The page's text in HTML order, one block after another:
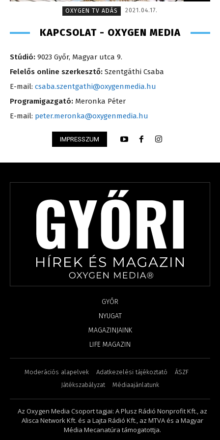
OXYGEN TV ADÁS
2021.04.17.
KAPCSOLAT - OXYGEN MEDIA
Stúdió: 9023 Győr, Magyar utca 9.
Felelős online szerkesztő: Szentgáthi Csaba
E-mail: csaba.szentgathi@oxygenmedia.hu
Programigazgató: Meronka Péter
E-mail: peter.meronka@oxygenmedia.hu
IMPRESSZUM
GYŐR
NYUGAT
MAGAZINJAINK
LIFE MAGAZIN
Moderációs alapelvek Adatkezelési tájékoztató
ÁSZF
Játékszabályzat
Médiaajánlatunk
Az Oxygen Media Csoport tagjai: A Plusz Rádió Nonprofit Kft., az
Alisca Network Kft. és a Lajta Rádió Kft., az MTVA és a Magyar
Média Mecanatúra támogatottja.